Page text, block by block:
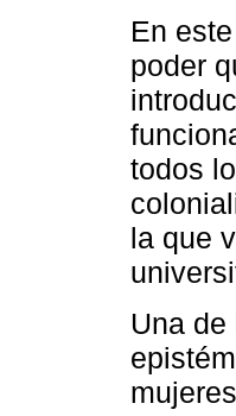
En
poder
todos
la que
Una